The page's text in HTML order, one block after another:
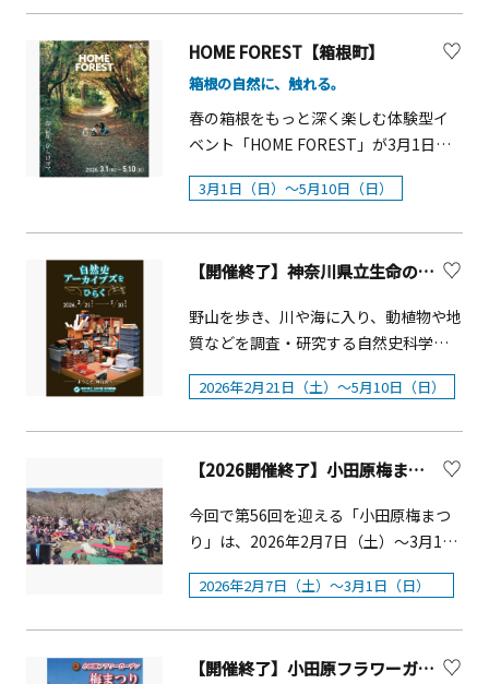
ューの客室163室、10種類の屋内外プー
ル、サウナ、天然温泉大浴場、岩盤浴
施設、スパトリートメントサロンな
ど、リラックス＆ウェルネス施設を完
備。また、18ホールのパターゴルフコ
ース、ゴルフ練習場、屋内外のテニス
コート、フィットネスセンター、ボウ
リング場などスポーツ・レジャー施設
お楽しみいただけるレストランを含む2
宴会場ではビジネスとレジャーを理想
的に融合したミーティングやイベント
など、お客様の幅広いニーズに合わせ
入園・駐車場：無料■期間中のプログ
ラム：・ＲＯＳＥフラワーアレンジメ
ント作り（要事前申込）・ROSEミスト
作り・ROSEクリーム作り・ROSEモイ
ストポプリ作り・ステンシルでバラの
巾着作り・ROSEワックスバー作り・バ
ラ園ガイドツアー・おだわら竹明かり
プロジェクト「竹筒イベント」・フラ
ワーミュージック・「うたた猫の薔薇
「Lei Aloha パフォーマンス」・「オカ
リナコンサート」
氏を称える小田原市最大のお祭りで
す。 主に北条五代歴代城主を模した武
者行列と、地元の吹奏楽部や陸上自衛
隊などの音楽隊、神輿などのまち衆隊
練り歩きます。また、街中では、北條
フォーマンスを行います。また、パレ
ードに参加するゲストでは、初代早雲
さん」、四代氏政役に「俳優 高嶋政
伸さん」、五代氏直役に「小田原ふる
さと大使 柳沢慎吾さん」が前年に引
き続き出演します。概要■開催日：
パレード：12：20～14：00頃、小田原
HOME FOREST【箱根町】
箱根の自然に、触れる。
春の箱根をもっと深く楽しむ体験型イ
ベント「HOME FOREST」が3月1日〜5
月10日に開催されます。山歩きやラン
ニング、ヨガ、フォトウォーク、親子向
箱根一帯で展開。地域の飲食店とも連
えるビアガーデンも登場します。春の
心地よい箱根で、体と心を整え、自分
だけの &ldquo;ホームフォレスト
&rdquo; を見つけてみませんか？※開
催日時や料金は、イベントにより異な
ります。公式サイトにてご確認くださ
い。
3月1日（日）～5月10日（日）
【開催終了】神奈川県立生命の星・地球博物館 企画展「自然史アーカイブズをひらく」【小田原市】
野山を歩き、川や海に入り、動植物や地
質などを調査・研究する自然史科学。
その舞台裏では、研究者たちによって
スケッチ、メモ、写真などの膨大な記
自然、博物館に収められた標本に関す
います。過去の記録をひもとき、彼らの
「知」を読み解き、自然史アーカイブ
ズへの道を拓いてみましょう。
2026年2月21日（土）～5月10日（日）
【2026開催終了】小田原梅まつり（曽我梅林と小田原城址公園）【小田原市】
今回で第56回を迎える「小田原梅まつ
り」は、2026年2月7日（土）～3月1日
（日）の期間、曽我梅林と小田原城址
公園にて開催されます。≪各会場のご
垂れ梅など約3万5千本の梅が咲き誇り
2026年2月7日（土）～3月1日（日）
【開催終了】小田原フラワーガーデン 梅まつり